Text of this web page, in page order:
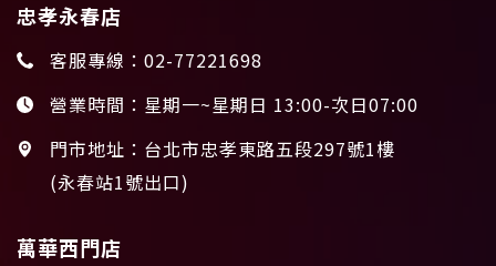
忠孝永春店
客服專線： 02-77221698
營業時間：星期一~星期日 13:00-次日07:00
門市地址：台北市忠孝東路五段297號1樓
(永春站1號出口)
萬華西門店